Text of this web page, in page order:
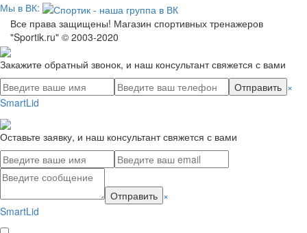
Мы в ВК:
Все права защищены! Магазин спортивных тренажеров
"Sportik.ru" © 2003-2020
Закажите обратный звонок, и наш консультант свяжется с вами
Отправить ×
SmartLid
Оставьте заявку, и наш консультант свяжется с вами
Отправить ×
SmartLid